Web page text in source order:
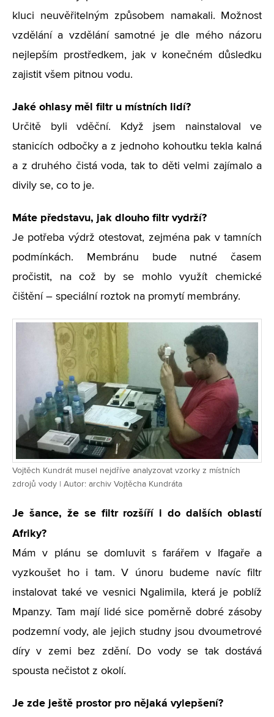
kluci neuvěřitelným způsobem namakali. Možnost
vzdělání a vzdělání samotné je dle mého názoru
nejlepším prostředkem, jak v konečném důsledku
zajistit všem pitnou vodu.
Jaké ohlasy měl filtr u místních lidí?
Určitě byli vděční. Když jsem nainstaloval ve
stanicích odbočky a z jednoho kohoutku tekla kalná
a z druhého čistá voda, tak to děti velmi zajímalo a
divily se, co to je.
Máte představu, jak dlouho filtr vydrží?
Je potřeba výdrž otestovat, zejména pak v tamních
podmínkách. Membránu bude nutné časem
pročistit, na což by se mohlo využít chemické
čištění – speciální roztok na promytí membrány.
Vojtěch Kundrát musel nejdříve analyzovat vzorky z místních
zdrojů vody | Autor: archiv Vojtěcha Kundráta
Je šance, že se filtr rozšíří i do dalších oblastí
Afriky?
Mám v plánu se domluvit s farářem v Ifagaře a
vyzkoušet ho i tam. V únoru budeme navíc filtr
instalovat také ve vesnici Ngalimila, která je poblíž
Mpanzy. Tam mají lidé sice poměrně dobré zásoby
podzemní vody, ale jejich studny jsou dvoumetrové
díry v zemi bez zdění. Do vody se tak dostává
spousta nečistot z okolí.
Je zde ještě prostor pro nějaká vylepšení?